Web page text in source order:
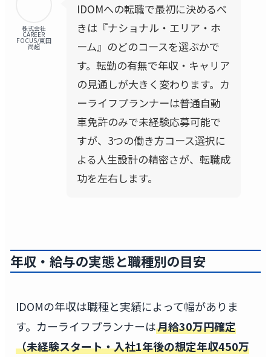
株式会社
CAREER
FOCUS/東田
尚起
IDOMへの転職で最初に決めるべ
きは『ナショナル・エリア・ホ
ーム』のどのコースを選ぶかで
す。転勤の有無で年収・キャリア
の見通しが大きく変わります。カ
ーライフプランナーは普通自動
車免許のみで未経験応募可能で
すが、3つの働き方コース選択に
よる人生設計の精密さが、転職成
功を左右します。
年収・給与の実態と職種別の目安
IDOMの年収は職種と実績によって幅がありま
す。カーライフプランナーは月給30万円確定
（未経験スタート・入社1年後の想定年収450万